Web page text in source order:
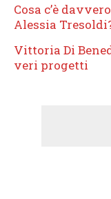
Cosa c’è
Alessia
Vittoria Di
veri progetti